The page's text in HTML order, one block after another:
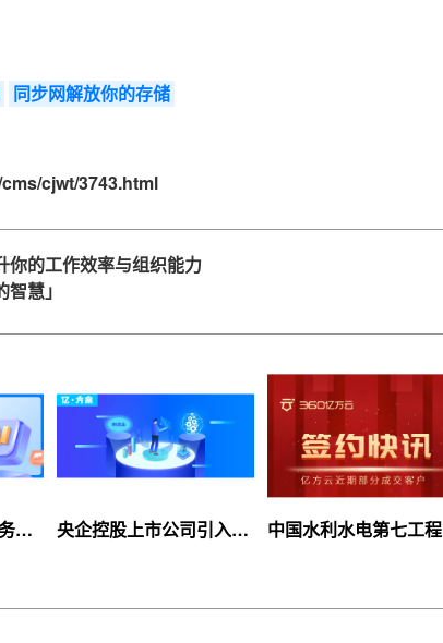
同步网解放你的存储
cjwt/3743.html
你的工作效率与组织能力
慧」
上
央企控股上市公司引入
中国水利水电第七工程